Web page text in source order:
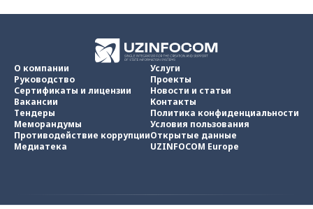
О компании
Руководство
Сертификаты и лицензии
Вакансии
Тендеры
Меморандумы
Противодействие коррупции
Медиатека
Услуги
Проекты
Новости и статьи
Контакты
Политика конфиденциальности
Условия пользования
Открытые данные
UZINFOCOM Europe